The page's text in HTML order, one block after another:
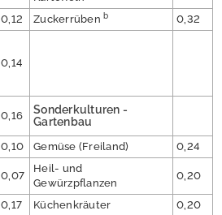
0,12 Zuckerrübenb
0,32
0,14
0,16
Sonderkulturen -
Gartenbau
0,10 Gemüse (Freiland) 0,24
0,07
Heil- und
Gewürzpflanzen
0,20
0,17 Küchenkräuter
0,20